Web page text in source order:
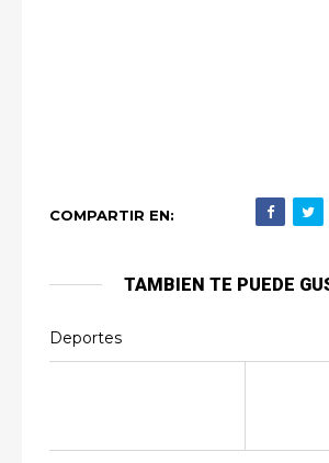
COMPARTIR EN:
TAMBIEN TE PUEDE
Deportes